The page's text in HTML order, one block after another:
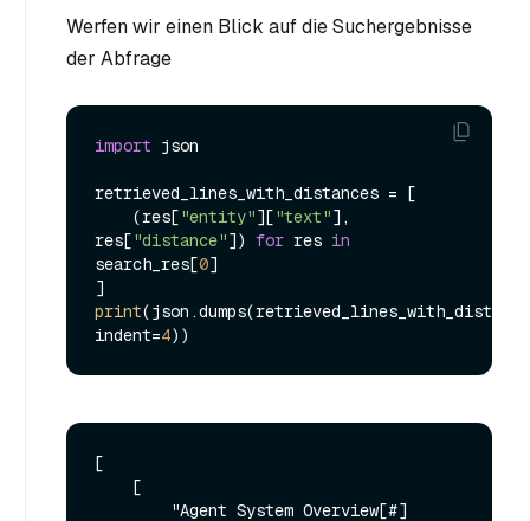
Werfen wir einen Blick auf die Suchergebnisse
der Abfrage
import json
retrieved_lines_with_distances = [
    (res[
"entity"]["text"],
res["distance"]) for res in
search_res[0]
print
indent=4
[